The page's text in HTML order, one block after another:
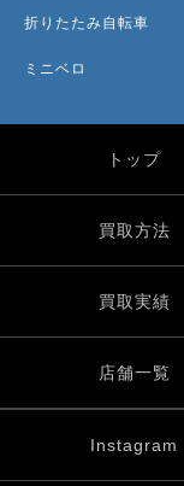
折りたたみ自転車
ミニベロ
トップ
買取方法
買取実績
店舗一覧
Instagram